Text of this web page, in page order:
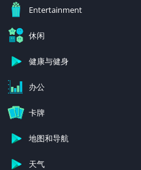
Entertainment
休闲
健康与健身
办公
卡牌
地图和导航
天气